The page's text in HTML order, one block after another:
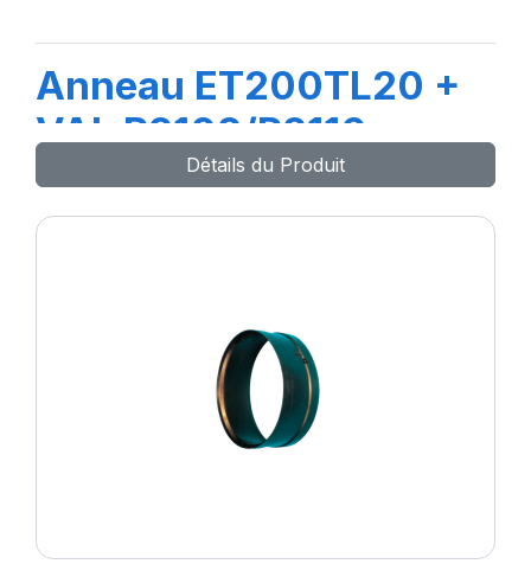
Anneau ET200TL20 +
VAL R2102/R2110
Détails du Produit